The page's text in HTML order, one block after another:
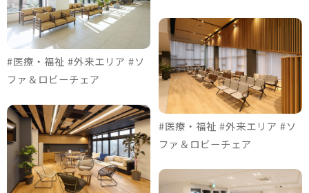
#医療・福祉 #外来エリア #ソ
ファ＆ロビーチェア
#医療・福祉 #外来エリア #ソ
ファ＆ロビーチェア